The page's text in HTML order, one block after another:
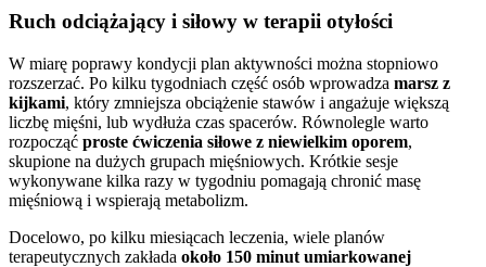
Ruch odciążający i siłowy w terapii otyłości
W miarę poprawy kondycji plan aktywności można stopniowo
rozszerzać. Po kilku tygodniach część osób wprowadza marsz z
kijkami, który zmniejsza obciążenie stawów i angażuje większą
liczbę mięśni, lub wydłuża czas spacerów. Równolegle warto
rozpocząć proste ćwiczenia siłowe z niewielkim oporem,
skupione na dużych grupach mięśniowych. Krótkie sesje
wykonywane kilka razy w tygodniu pomagają chronić masę
mięśniową i wspierają metabolizm.
Docelowo, po kilku miesiącach leczenia, wiele planów
terapeutycznych zakłada około 150 minut umiarkowanej